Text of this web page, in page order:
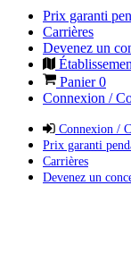
Prix garanti
Carrières
Devenez un
Panier0
Connexion /
Connexion /
Prix garanti
Carrières
Devenez un